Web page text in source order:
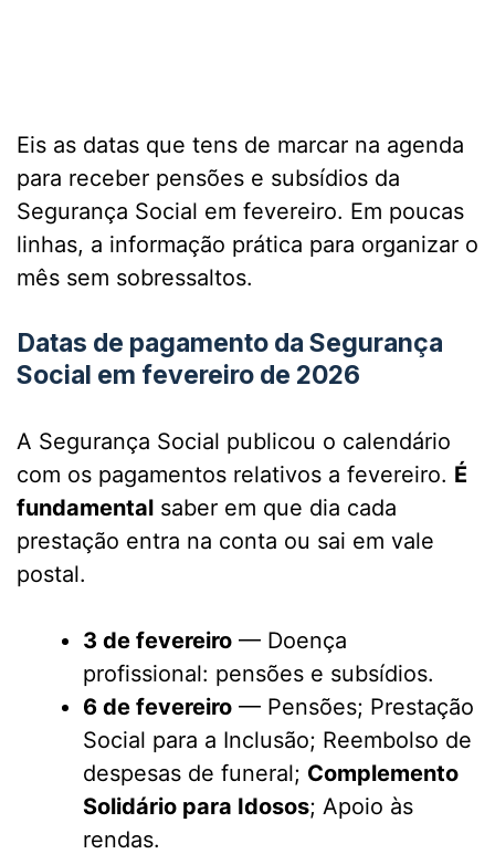
Eis as datas que tens de marcar na agenda
para receber pensões e subsídios da
Segurança Social em fevereiro. Em poucas
linhas, a informação prática para organizar o
mês sem sobressaltos.
Datas de pagamento da Segurança
Social em fevereiro de 2026
A Segurança Social publicou o calendário
com os pagamentos relativos a fevereiro. É
fundamental saber em que dia cada
prestação entra na conta ou sai em vale
postal.
3 de fevereiro — Doença
profissional: pensões e subsídios.
6 de fevereiro — Pensões; Prestação
Social para a Inclusão; Reembolso de
despesas de funeral; Complemento
Solidário para Idosos; Apoio às
rendas.